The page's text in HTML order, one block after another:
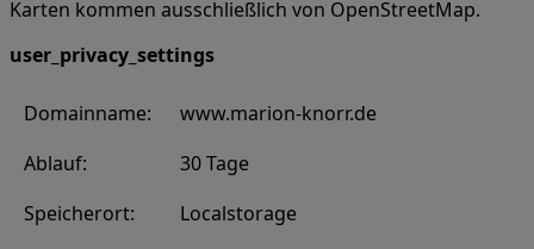
Karten kommen ausschließlich von OpenStreetMap.
user_privacy_settings
Domainname:
www.marion-knorr.de
Ablauf:
30 Tage
Speicherort:
Localstorage